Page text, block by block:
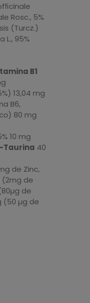
Rosc., 5%
(Turcz.)
L., 95%
B1
13,04 mg
B6,
80 mg
10 mg
Taurina 40
de Zinc,
(2mg de
de
(50 µg de